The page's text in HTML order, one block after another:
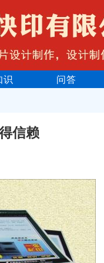
识 问答
信赖